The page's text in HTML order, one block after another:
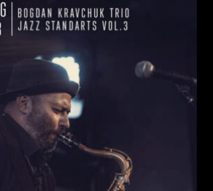
Ціна:
Богдан Кравчук (Саксофон
,) Олександр Ємець